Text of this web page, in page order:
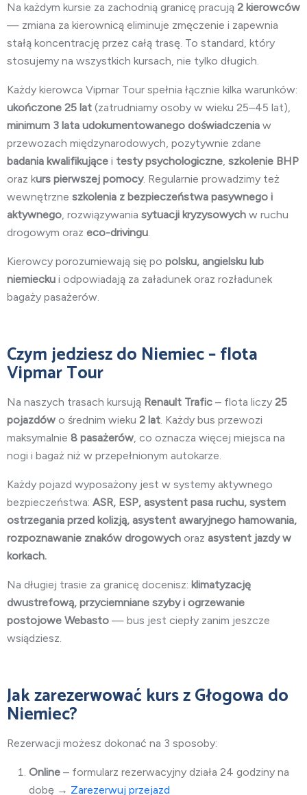
Na każdym kursie za zachodnią granicę pracują 2 kierowców
— zmiana za kierownicą eliminuje zmęczenie i zapewnia
stałą koncentrację przez całą trasę. To standard, który
stosujemy na wszystkich kursach, nie tylko długich.
Każdy kierowca Vipmar Tour spełnia łącznie kilka warunków:
ukończone 25 lat (zatrudniamy osoby w wieku 25–45 lat),
minimum 3 lata udokumentowanego doświadczenia w
przewozach międzynarodowych, pozytywnie zdane
badania kwalifikujące i testy psychologiczne, szkolenie BHP
oraz kurs pierwszej pomocy. Regularnie prowadzimy też
wewnętrzne szkolenia z bezpieczeństwa pasywnego i
aktywnego, rozwiązywania sytuacji kryzysowych w ruchu
drogowym oraz eco-drivingu.
Kierowcy porozumiewają się po polsku, angielsku lub
niemiecku i odpowiadają za załadunek oraz rozładunek
bagaży pasażerów.
Czym jedziesz do Niemiec – flota
Vipmar Tour
Na naszych trasach kursują Renault Trafic – flota liczy 25
pojazdów o średnim wieku 2 lat. Każdy bus przewozi
maksymalnie 8 pasażerów, co oznacza więcej miejsca na
nogi i bagaż niż w przepełnionym autokarze.
Każdy pojazd wyposażony jest w systemy aktywnego
bezpieczeństwa: ASR, ESP, asystent pasa ruchu, system
ostrzegania przed kolizją, asystent awaryjnego hamowania,
rozpoznawanie znaków drogowych oraz asystent jazdy w
korkach.
Na długiej trasie za granicę docenisz: klimatyzację
dwustrefową, przyciemniane szyby i ogrzewanie
postojowe Webasto — bus jest ciepły zanim jeszcze
wsiądziesz.
Jak zarezerwować kurs z Głogowa do
Niemiec?
Rezerwacji możesz dokonać na 3 sposoby:
Online – formularz rezerwacyjny działa 24 godziny na
dobę → Zarezerwuj przejazd